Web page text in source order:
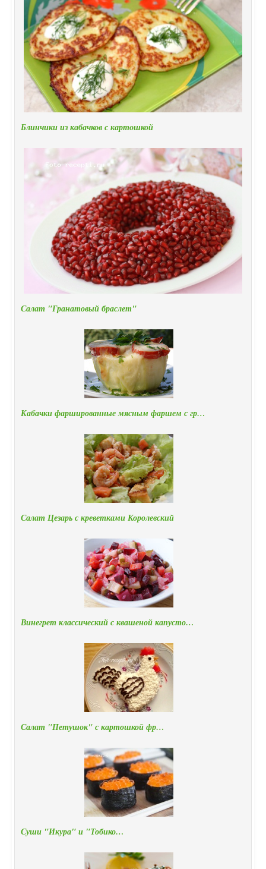
Блинчики из кабачков с картошкой
Салат "Гранатовый браслет"
Кабачки фаршированные мясным фаршем с гр…
Салат Цезарь с креветками Королевский
Винегрет классический с квашеной капусто…
Салат "Петушок" с картошкой фр…
Суши "Икура" и "Тобико…